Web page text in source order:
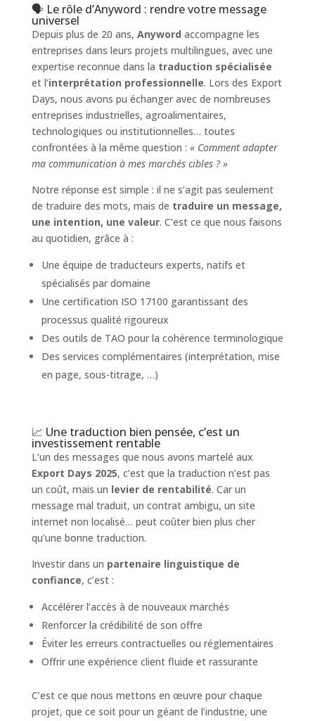
🗣️ Le rôle d’Anyword : rendre votre message
universel
Depuis plus de 20 ans, Anyword accompagne les
entreprises dans leurs projets multilingues, avec une
expertise reconnue dans la traduction spécialisée
et l’interprétation professionnelle. Lors des Export
Days, nous avons pu échanger avec de nombreuses
entreprises industrielles, agroalimentaires,
technologiques ou institutionnelles… toutes
confrontées à la même question : « Comment adapter
ma communication à mes marchés cibles ? »
Notre réponse est simple : il ne s’agit pas seulement
de traduire des mots, mais de traduire un message,
une intention, une valeur. C’est ce que nous faisons
au quotidien, grâce à :
Une équipe de traducteurs experts, natifs et
spécialisés par domaine
Une certification ISO 17100 garantissant des
processus qualité rigoureux
Des outils de TAO pour la cohérence terminologique
Des services complémentaires (interprétation, mise
en page, sous-titrage, …)
📈 Une traduction bien pensée, c’est un
investissement rentable
L’un des messages que nous avons martelé aux
Export Days 2025, c’est que la traduction n’est pas
un coût, mais un levier de rentabilité. Car un
message mal traduit, un contrat ambigu, un site
internet non localisé… peut coûter bien plus cher
qu’une bonne traduction.
Investir dans un partenaire linguistique de
confiance, c’est :
Accélérer l’accès à de nouveaux marchés
Renforcer la crédibilité de son offre
Éviter les erreurs contractuelles ou réglementaires
Offrir une expérience client fluide et rassurante
C’est ce que nous mettons en œuvre pour chaque
projet, que ce soit pour un géant de l’industrie, une